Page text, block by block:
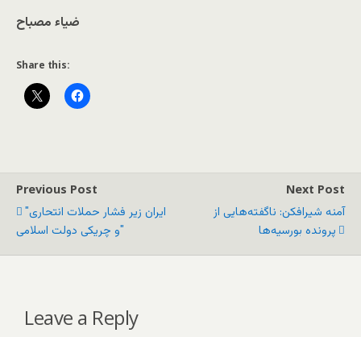
ضیاء مصباح
Share this:
Previous Post
"ایران زیر فشار حملات انتحاری
و چریکی دولت اسلامی"
Next Post
آمنه شیرافکن: ناگفته‌هایی از
پرونده‌ بورسیه‌ها
Leave a Reply